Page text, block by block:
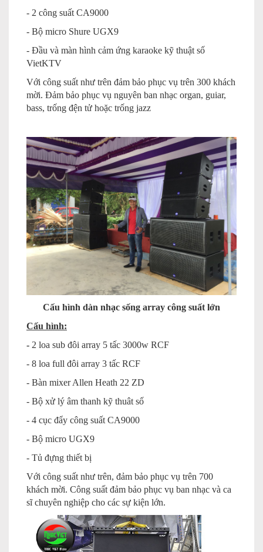
- 2 công suất CA9000
- Bộ micro Shure UGX9
- Đầu và màn hình cảm ứng karaoke kỹ thuật số
VietKTV
Với công suất như trên đảm bảo phục vụ trên 300 khách
mời. Đảm bảo phục vụ nguyên ban nhạc organ, guiar,
bass, trống đện tử hoặc trống jazz
Cấu hình dàn nhạc sống array công suất lớn
Cấu hình:
- 2 loa sub đôi array 5 tấc 3000w RCF
- 8 loa full đôi array 3 tấc RCF
- Bàn mixer Allen Heath 22 ZD
- Bộ xử lý âm thanh kỹ thuât số
- 4 cục đẩy công suất CA9000
- Bộ micro UGX9
- Tủ đựng thiết bị
Với công suất như trên, đảm bảo phục vụ trên 700
khách mời. Công suất đảm bảo phục vụ ban nhạc và ca
sĩ chuyên nghiệp cho các sự kiện lớn.